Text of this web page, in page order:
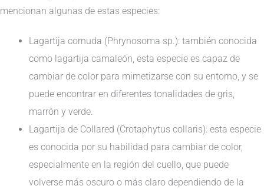
mencionan algunas de estas especies:
Lagartija cornuda (Phrynosoma sp.): también conocida
como lagartija camaleón, esta especie es capaz de
cambiar de color para mimetizarse con su entorno, y se
puede encontrar en diferentes tonalidades de gris,
marrón y verde.
Lagartija de Collared (Crotaphytus collaris): esta especie
es conocida por su habilidad para cambiar de color,
especialmente en la región del cuello, que puede
volverse más oscuro o más claro dependiendo de la